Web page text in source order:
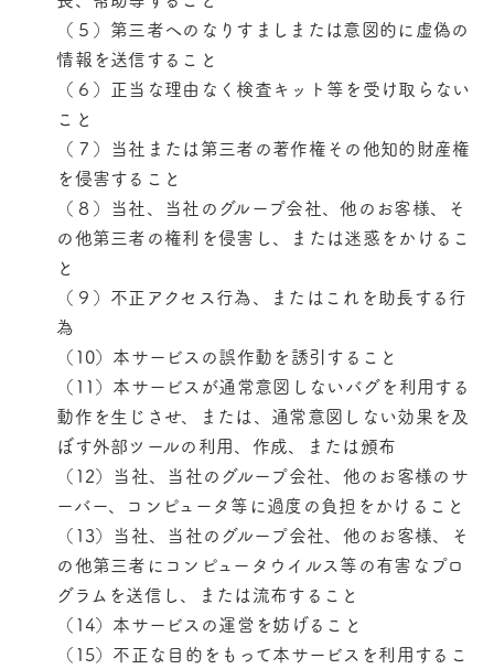
（５）第三者へのなりすましまたは意図的に虚偽の
情報を送信すること
（６）正当な理由なく検査キット等を受け取らない
こと
（７）当社または第三者の著作権その他知的財産権
を侵害すること
（８）当社、当社のグループ会社、他のお客様、そ
の他第三者の権利を侵害し、または迷惑をかけるこ
と
（９）不正アクセス行為、またはこれを助長する行
為
（10）本サービスの誤作動を誘引すること
（11）本サービスが通常意図しないバグを利用する
動作を生じさせ、または、通常意図しない効果を及
ぼす外部ツールの利用、作成、または頒布
（12）当社、当社のグループ会社、他のお客様のサ
ーバー、コンピュータ等に過度の負担をかけること
（13）当社、当社のグループ会社、他のお客様、そ
の他第三者にコンピュータウイルス等の有害なプロ
グラムを送信し、または流布すること
（14）本サービスの運営を妨げること
（15）不正な目的をもって本サービスを利用するこ